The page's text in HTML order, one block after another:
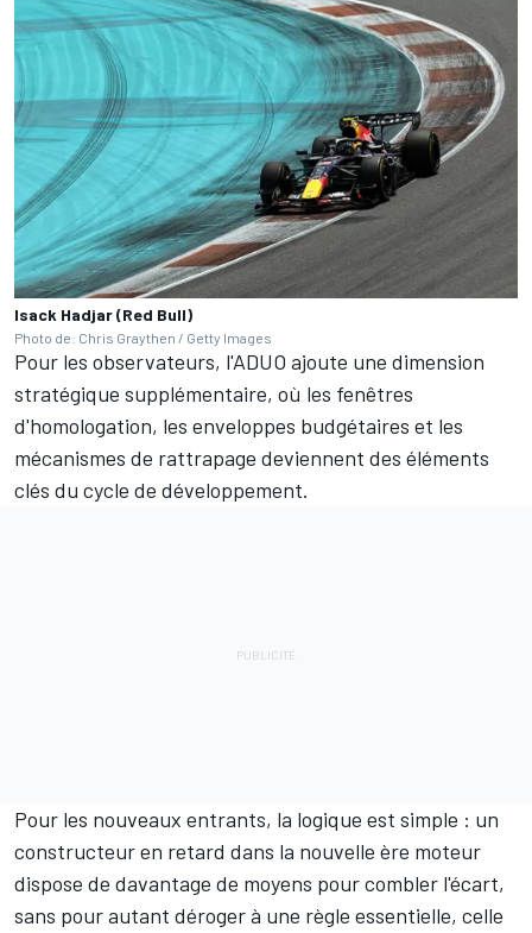
Isack Hadjar (Red Bull)
Photo de: Chris Graythen / Getty Images
Pour les observateurs, l'ADUO ajoute une dimension
stratégique supplémentaire, où les fenêtres
d'homologation, les enveloppes budgétaires et les
mécanismes de rattrapage deviennent des éléments
clés du cycle de développement.
Pour les nouveaux entrants, la logique est simple : un
constructeur en retard dans la nouvelle ère moteur
dispose de davantage de moyens pour combler l'écart,
sans pour autant déroger à une règle essentielle, celle